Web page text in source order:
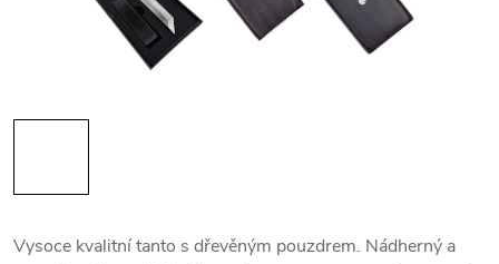
Vysoce kvalitní tanto s dřevěným pouzdrem. Nádherný a